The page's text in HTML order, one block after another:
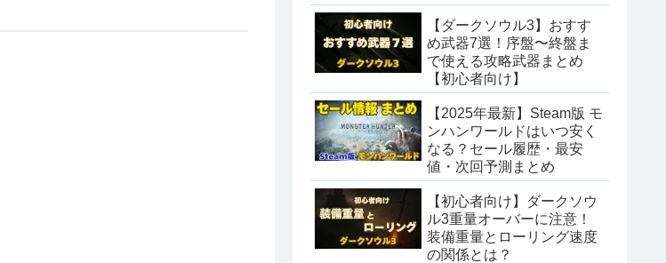
【ダークソウル3】おすす
め武器7選！序盤〜終盤ま
で使える攻略武器まとめ
【初心者向け】
【2025年最新】Steam版 モ
ンハンワールドはいつ安く
なる？セール履歴・最安
値・次回予測まとめ
【初心者向け】ダークソウ
ル3重量オーバーに注意！
装備重量とローリング速度
の関係とは？